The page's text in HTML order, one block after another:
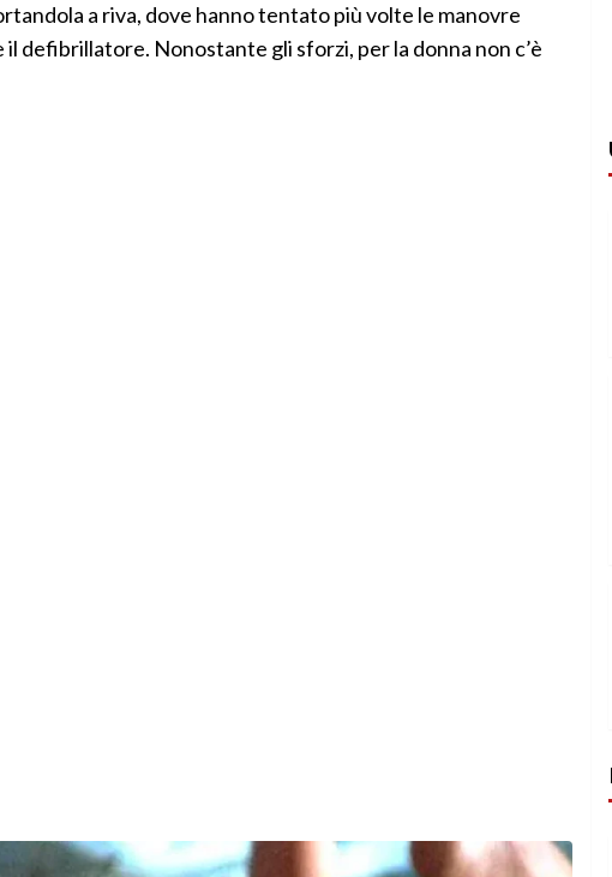
a riva, dove hanno tentato più volte le manovre
defibrillatore. Nonostante gli sforzi, per la donna non c’è